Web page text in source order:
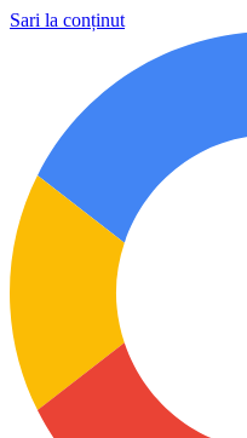
Sari la conținut